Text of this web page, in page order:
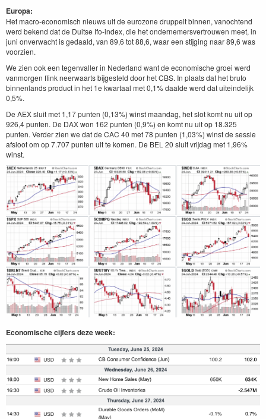
Europa:
Het macro-economisch nieuws uit de eurozone druppelt binnen, vanochtend
werd bekend dat de Duitse Ifo-index, die het ondernemersvertrouwen meet, in
juni onverwacht is gedaald, van 89,6 tot 88,6, waar een stijging naar 89,6 was
voorzien.
We zien ook een tegenvaller in Nederland want de economische groei werd
vanmorgen flink neerwaarts bijgesteld door het CBS. In plaats dat het bruto
binnenlands product in het 1e kwartaal met 0,1% daalde werd dat uiteindelijk
0,5%.
De AEX sluit met 1,17 punten (0,13%) winst maandag, het slot komt nu uit op
926,4 punten. De DAX won 162 punten (0,9%) en komt nu uit op 18.325
punten. Verder zien we dat de CAC 40 met 78 punten (1,03%) winst de sessie
afsloot om op 7.707 punten uit te komen. De BEL 20 sluit vrijdag met 1,96%
winst.
Economische cijfers deze week: